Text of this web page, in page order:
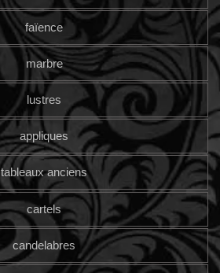
faïence
marbre
lustres
appliques
tableaux anciens
cartels
candelabres